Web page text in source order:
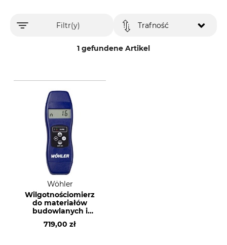
Filtr(y)
1 gefundene Artikel
Trafność
Wöhler
Wilgotnościomierz
do materiałów
budowlanych i
drewna Wöhler HBF
420
719,00 zł